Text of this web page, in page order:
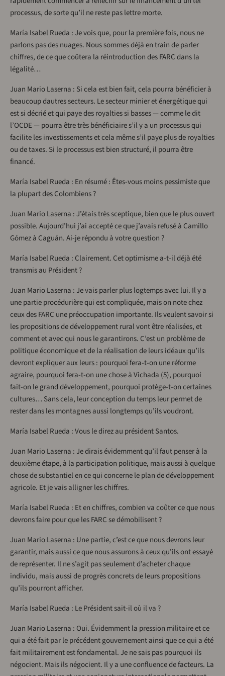
processus, de sorte qu’il ne reste pas lettre morte.
María Isabel Rueda : Je vois que, pour la première fois, nous ne
parlons pas des nuages. Nous sommes déjà en train de parler
chiffres, de ce que coûtera la réintroduction des FARC dans la
légalité…
Juan Mario Laserna : Si cela est bien fait, cela pourra bénéficier à
beaucoup dautres secteurs. Le secteur minier et énergétique qui
est si décrié et qui paye des royalties si basses — comme le dit
l’OCDE — pourra être très bénéficiaire s’il y a un processus qui
facilite les investissements et cela même s’il paye plus de royalties
ou de taxes. Si le processus est bien structuré, il pourra être
financé.
María Isabel Rueda : En résumé : Êtes-vous moins pessimiste que
la plupart des Colombiens ?
Juan Mario Laserna : J’étais très sceptique, bien que le plus ouvert
possible. Aujourd’hui j’ai accepté ce que j’avais refusé à Camillo
Gómez à Caguán. Ai-je répondu à votre question ?
María Isabel Rueda : Clairement. Cet optimisme a-t-il déjà été
transmis au Président ?
Juan Mario Laserna : Je vais parler plus logtemps avec lui. Il y a
une partie procédurière qui est compliquée, mais on note chez
ceux des FARC une préoccupation importante. Ils veulent savoir si
les propositions de développement rural vont être réalisées, et
comment et avec qui nous le garantirons. C’est un problème de
politique économique et de la réalisation de leurs idéaux qu’ils
devront expliquer aux leurs : pourquoi fera-t-on une réforme
agraire, pourquoi fera-t-on une chose à Vichada (5), pourquoi
fait-on le grand développement, pourquoi protège-t-on certaines
cultures… Sans cela, leur conception du temps leur permet de
rester dans les montagnes aussi longtemps qu’ils voudront.
María Isabel Rueda : Vous le direz au président Santos.
Juan Mario Laserna : Je dirais évidemment qu’il faut penser à la
deuxième étape, à la participation politique, mais aussi à quelque
chose de substantiel en ce qui concerne le plan de développement
agricole. Et je vais alligner les chiffres.
María Isabel Rueda : Et en chiffres, combien va coûter ce que nous
devrons faire pour que les FARC se démobilisent ?
Juan Mario Laserna : Une partie, c’est ce que nous devrons leur
garantir, mais aussi ce que nous assurons à ceux qu’ils ont essayé
de représenter. Il ne s’agit pas seulement d’acheter chaque
individu, mais aussi de progrès concrets de leurs propositions
qu’ils pourront afficher.
María Isabel Rueda : Le Président sait-il où il va ?
Juan Mario Laserna : Oui. Évidemment la pression militaire et ce
qui a été fait par le précédent gouvernement ainsi que ce qui a été
fait militairement est fondamental. Je ne sais pas pourquoi ils
négocient. Mais ils négocient. Il y a une confluence de facteurs. La